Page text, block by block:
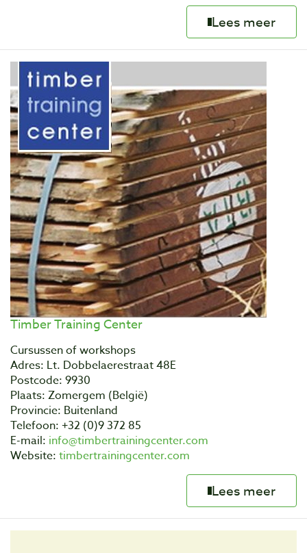
Lees meer
Timber Training Center
Cursussen of workshops
Adres: Lt. Dobbelaerestraat 48E
Postcode: 9930
Plaats: Zomergem (België)
Provincie: Buitenland
Telefoon: +32 (0)9 372 85
E-mail: info@timbertrainingcenter.com
Website: timbertrainingcenter.com
Lees meer